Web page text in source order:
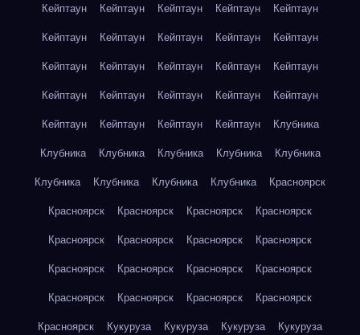
Кейптаун
Кейптаун Кейптаун Кейптаун
Кейптаун
Кейптаун
Кейптаун Кейптаун Кейптаун
Кейптаун
Кейптаун
Кейптаун Кейптаун Кейптаун
Кейптаун
Кейптаун
Кейптаун Кейптаун Кейптаун
Кейптаун
Кейптаун
Кейптаун Кейптаун Кейптаун
Клубника
Клубника
Клубника Клубника Клубника
Клубника
Клубника
Клубника Клубника Клубника
Красноярск
Красноярск
Красноярск Красноярск
Красноярск
Красноярск
Красноярск Красноярск
Красноярск
Красноярск
Красноярск Красноярск
Красноярск
Красноярск
Красноярск Красноярск
Красноярск
Красноярск
Кукуруза Кукуруза Кукуруза
Кукуруза